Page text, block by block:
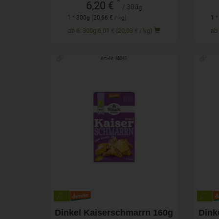
6,20 € / 300g
1 * 300g (20,66 € / kg)
ab 6: 300g 6,01 € (20,03 € / kg)
1
Art.-Nr. 48041
Dinkel Kaiserschmarrn 160g
160g
2,19